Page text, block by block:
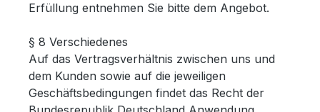
Erfüllung entnehmen Sie bitte dem Angebot.
§ 8 Verschiedenes
Auf das Vertragsverhältnis zwischen uns und
dem Kunden sowie auf die jeweiligen
Geschäftsbedingungen findet das Recht der